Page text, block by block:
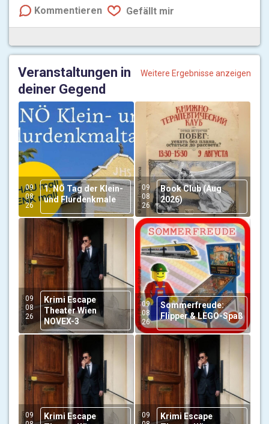
Kommentieren Gefällt mir
Veranstaltungen in
deiner Gegend
Weitere Ergebnisse anzeigen
09
08
26
1. NÖ Tag der Klein-
und Flurdenkmale
09
08
26
Book Club (Aug
2026)
09
08
26
Krimi Escape
Theater Wien
NOVEX-3
09
08
26
Sommerfreude:
Flipper & LEGO-Spaß
09
Krimi Escape
09
Krimi Escape